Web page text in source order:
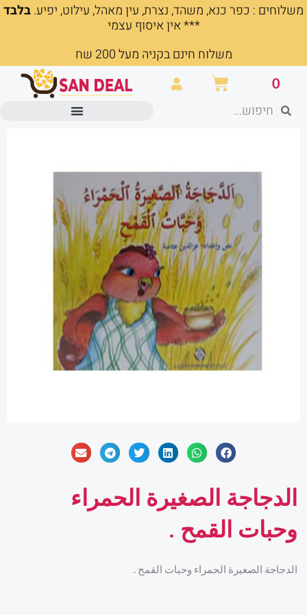
דילוג
משלוחים : כפר כנא, משהד, נצרת, עין מאהל, עילוט, יפיע.בלבד
*** אין איסוף עצמי
משלוח חינם בקניה מעל 200 שח
0 עגלת
קניות חיפושחיפוש
الدجاجة الصغيرة الحمراء
وحبات القمح .
الدجاجة الصغيرة الحمراء وحبات القمح .